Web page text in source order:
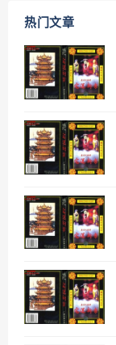
热门文章